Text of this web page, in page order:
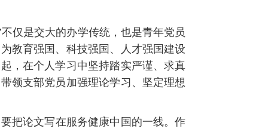
仅是交大的办学传统，也是青年党员
教育强国、科技强国、人才强国建设
，在个人学习中坚持踏实严谨、求真
领支部党员加强理论学习、坚定理想
把论文写在服务健康中国的一线。作